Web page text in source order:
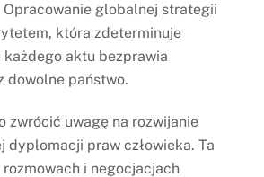
Opracowanie globalnej strategii
która zdeterminuje
każdego aktu bezprawia
dowolne państwo.
zwrócić uwagę na rozwijanie
dyplomacji praw człowieka. Ta
i negocjacjach